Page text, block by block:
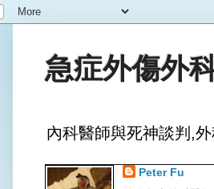
急症外傷外
內科醫師與死神談判,
Peter Fu